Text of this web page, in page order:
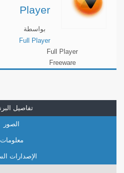
Player
بواسطة
Full Player
Full Player
Freeware
تفاصيل
الصور
معلومات
الإصدارات